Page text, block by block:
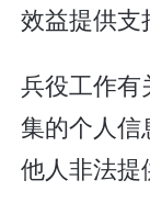
效益提供支
兵役工作有
集的个人信
他人非法提